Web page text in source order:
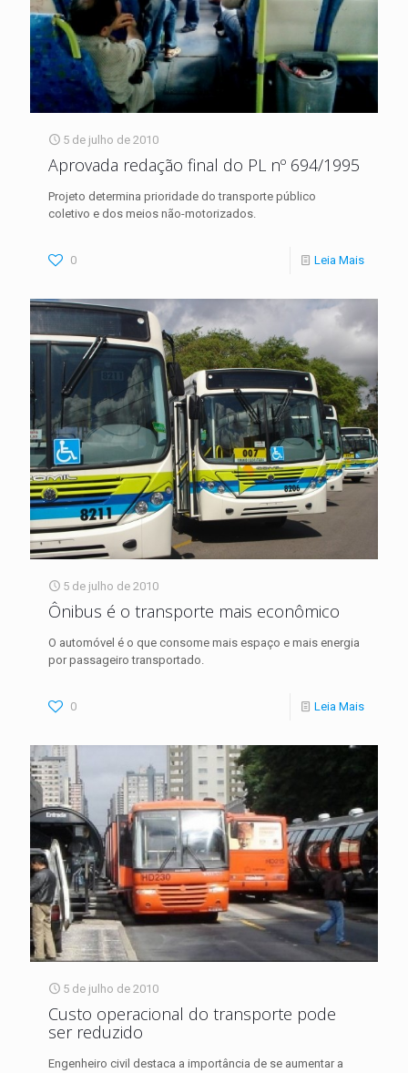
5 de julho de 2010
Aprovada redação final do PL nº 694/1995
Projeto determina prioridade do transporte público
coletivo e dos meios não-motorizados.
0 Leia Mais
5 de julho de 2010
Ônibus é o transporte mais econômico
O automóvel é o que consome mais espaço e mais energia
por passageiro transportado.
0 Leia Mais
5 de julho de 2010
Custo operacional do transporte pode
ser reduzido
Engenheiro civil destaca a importância de se aumentar a